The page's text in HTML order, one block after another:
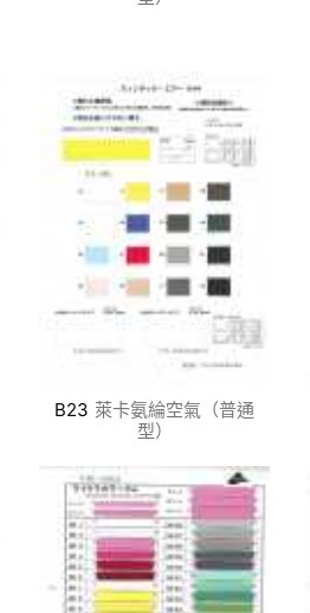
B23 萊卡氨綸空氣（普通
型）